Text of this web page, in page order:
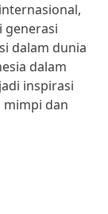
generasi
dalam dunia
dalam
inspirasi
dan